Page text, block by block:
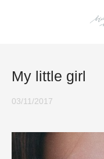
03/11/2017
My little girl